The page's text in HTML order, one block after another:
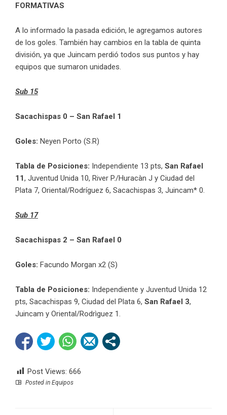
FORMATIVAS
A lo informado la pasada edición, le agregamos autores
de los goles. También hay cambios en la tabla de quinta
división, ya que Juincam perdió todos sus puntos y hay
equipos que sumaron unidades.
Sub 15
Sacachispas 0 – San Rafael 1
Goles: Neyen Porto (S.R)
Tabla de Posiciones: Independiente 13 pts, San Rafael
11, Juventud Unida 10, River P./Huracàn J y Ciudad del
Plata 7, Oriental/Rodríguez 6, Sacachispas 3, Juincam* 0.
Sub 17
Sacachispas 2 – San Rafael 0
Goles: Facundo Morgan x2 (S)
Tabla de Posiciones: Independiente y Juventud Unida 12
pts, Sacachispas 9, Ciudad del Plata 6, San Rafael 3,
Juincam y Oriental/Rodrìguez 1.
Post Views: 666
Posted in Equipos